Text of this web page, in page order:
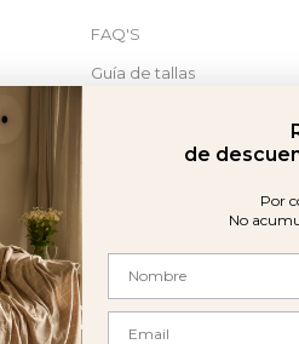
FAQ'S
Guía de tallas
de
Por
No